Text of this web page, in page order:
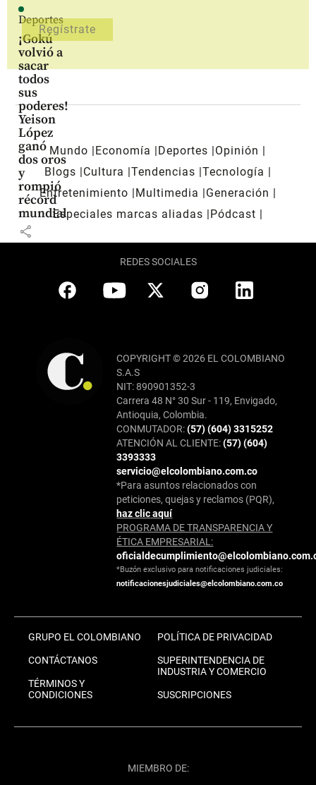
Deportes
¡Gokú
volvió a
sacar
todos
sus
poderes!
Yeison
López
ganó
dos oros
y
rompió
récord
mundial
share
Mundo Economía Deportes
Opinión
Blogs
Cultura Tendencias Tecnología
Entretenimiento
Multimedia
Generación
Especiales marcas aliadas
Pódcast
REDES SOCIALES
COPYRIGHT © 2026 EL COLOMBIANO
S.A.S
NIT: 890901352-3
Carrera 48 N° 30 Sur - 119, Envigado,
Antioquia, Colombia.
CONMUTADOR:(57) (604) 3315252
ATENCIÓN AL CLIENTE:(57) (604)
3393333
servicio@elcolombiano.com.co
*Para asuntos relacionados con
peticiones, quejas y reclamos (PQR),
haz clic aquí
PROGRAMA DE TRANSPARENCIA Y
ÉTICA EMPRESARIAL:
*Buzón exclusivo para notificaciones judiciales:
notificacionesjudiciales@elcolombiano.com.co
GRUPO EL COLOMBIANO
CONTÁCTANOS
TÉRMINOS Y
CONDICIONES
POLÍTICA DE PRIVACIDAD
SUPERINTENDENCIA DE
INDUSTRIA Y COMERCIO
SUSCRIPCIONES
MIEMBRO DE: